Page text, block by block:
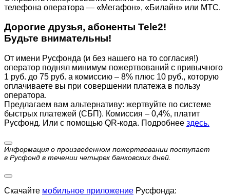
телефона оператора — «Мегафон», «Билайн» или МТС.
Дорогие друзья, абоненты Tele2!
Будьте внимательны!
От имени Русфонда (и без нашего на то согласия!)
оператор поднял минимум пожертвований с привычного
1 руб. до 75 руб. а комиссию – 8% плюс 10 руб., которую
оплачиваете вы при совершении платежа в пользу
оператора.
Предлагаем вам альтернативу: жертвуйте по cистеме
быстрых платежей (СБП). Комиссия – 0,4%, платит
Русфонд. Или с помощью QR-кода. Подробнее здесь.
Информация о произведенном пожертвовании поступает
в Русфонд в течении четырех банковских дней.
Скачайте мобильное приложение Русфонда: